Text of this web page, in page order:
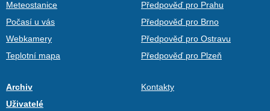
Meteostanice
Počasí u vás
Webkamery
Teplotní mapa
Předpověď pro Prahu
Předpověď pro Brno
Předpověď pro Ostravu
Předpověď pro Plzeň
Archiv
Uživatelé
Kontakty